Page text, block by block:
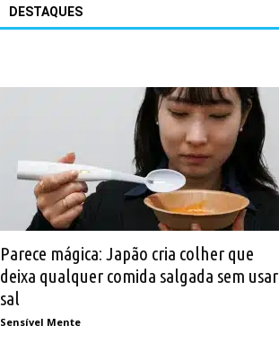
DESTAQUES
Parece mágica: Japão cria colher que
deixa qualquer comida salgada sem usar
sal
Sensível Mente